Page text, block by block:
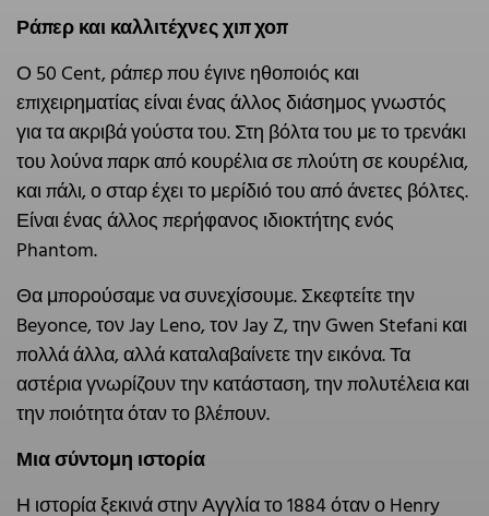
Ράπερ και καλλιτέχνες χιπ χοπ
Ο 50 Cent, ράπερ που έγινε ηθοποιός και
επιχειρηματίας είναι ένας άλλος διάσημος γνωστός
για τα ακριβά γούστα του. Στη βόλτα του με το τρενάκι
του λούνα παρκ από κουρέλια σε πλούτη σε κουρέλια,
και πάλι, ο σταρ έχει το μερίδιό του από άνετες βόλτες.
Είναι ένας άλλος περήφανος ιδιοκτήτης ενός
Phantom.
Θα μπορούσαμε να συνεχίσουμε. Σκεφτείτε την
Beyonce, τον Jay Leno, τον Jay Z, την Gwen Stefani και
πολλά άλλα, αλλά καταλαβαίνετε την εικόνα. Τα
αστέρια γνωρίζουν την κατάσταση, την πολυτέλεια και
την ποιότητα όταν το βλέπουν.
Μια σύντομη ιστορία
Η ιστορία ξεκινά στην Αγγλία το 1884 όταν ο Henry